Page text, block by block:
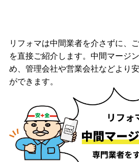
リフォマは中間業者を介さずに、
を直接ご紹介します。中間マージ
め、管理会社や営業会社などより
ができます。